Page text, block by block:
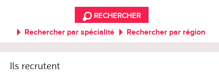
RECHERCHER
Rechercher par spécialité Rechercher par région
Ils recrutent